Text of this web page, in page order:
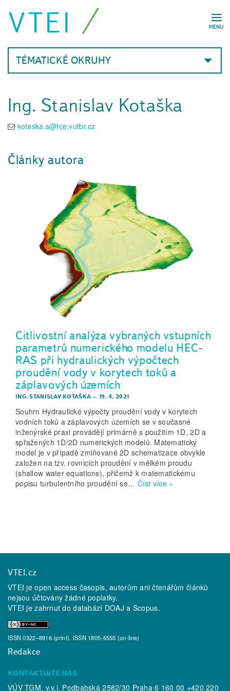
MENU
VTEI
TÉMATICKÉ OKRUHY
Ing. Stanislav Kotaška
kotaska.s@fce.vutbr.cz
Články autora
Citlivostní analýza vybraných vstupních
parametrů numerického modelu HEC-
RAS při hydraulických výpočtech
proudění vody v korytech toků a
záplavových územích
ING. STANISLAV KOTAŠKA – 19. 4. 2021
Souhrn Hydraulické výpočty proudění vody v korytech
vodních toků a záplavových územích se v současné
inženýrské praxi provádějí primárně s použitím 1D, 2D a
spřažených 1D/2D numerických modelů. Matematický
model je v případě zmiňované 2D schematizace obvykle
založen na tzv. rovnicích proudění v mělkém proudu
(shallow water equations), přičemž k matematickému
popisu turbulentního proudění se… Číst více »
VTEI.cz
VTEI je open access časopis, autorům ani čtenářům článků
nejsou účtovány žádné poplatky.
VTEI je zahrnut do databází DOAJ a Scopus.
ISSN 0322–8916 (print), ISSN 1805-6555 (on-line)
Redakce
KONTAKTUJTE NÁS
VÚV TGM, v.v.i. Podbabská 2582/30 Praha 6 160 00 +420 220